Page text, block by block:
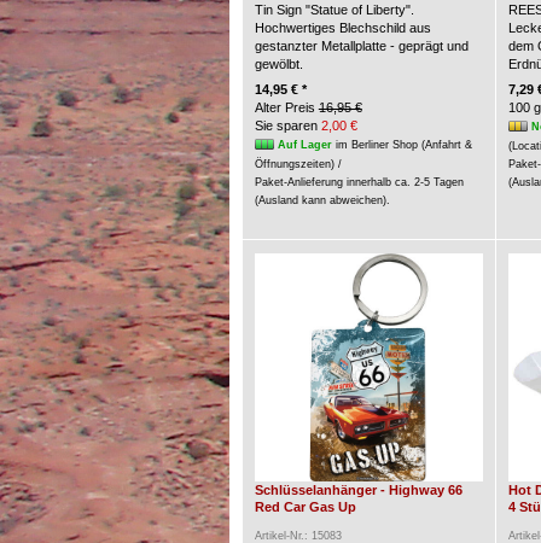
Tin Sign "Statue of Liberty".
Hochwertiges Blechschild aus
gestanzter Metallplatte - geprägt und
gewölbt.
14,95 € *
Alter Preis 16,95 €
Sie sparen 2,00 €
Auf Lagerim Berliner Shop (Anfahrt &
Öffnungszeiten) /
Paket-Anlieferung innerhalb ca. 2-5 Tagen
(Ausland kann abweichen).
dem
7,29
100
Schlüsselanhänger - Highway 66
Red Car Gas Up
Artikel-Nr.: 15083
Hot
4